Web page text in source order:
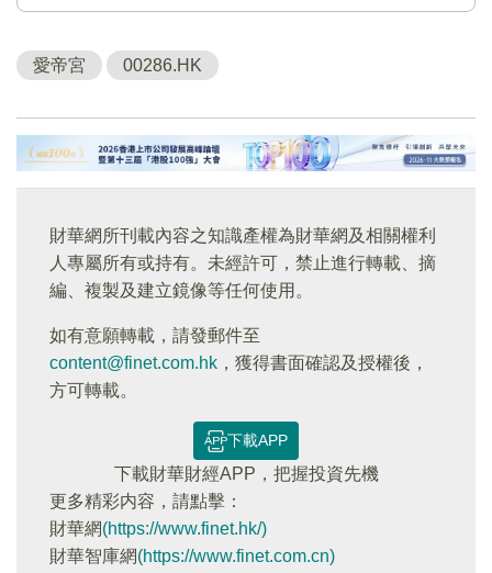
愛帝宮 00286.HK
財華網所刊載內容之知識產權為財華網及相關權利
人專屬所有或持有。未經許可，禁止進行轉載、摘
編、複製及建立鏡像等任何使用。
如有意願轉載，請發郵件至
content@finet.com.hk ，獲得書面確認及授權後，
方可轉載。
下載APP
下載財華財經APP，把握投資先機
更多精彩内容，請點擊：
財華網(https://www.finet.hk/)
財華智庫網(https://www.finet.com.cn)